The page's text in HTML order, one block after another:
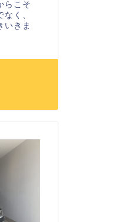
らこそ
く、
いきま